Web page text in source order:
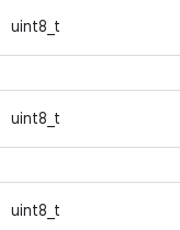
uint8_t
uint8_t
uint8_t